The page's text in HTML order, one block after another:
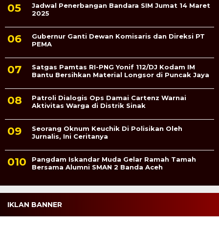
Jadwal Penerbangan Bandara SIM Jumat 14 Maret
2025
Gubernur Ganti Dewan Komisaris dan Direksi PT
PEMA
Satgas Pamtas RI-PNG Yonif 112/DJ Kodam IM
Bantu Bersihkan Material Longsor di Puncak Jaya
Patroli Dialogis Ops Damai Cartenz Warnai
Aktivitas Warga di Distrik Sinak
Seorang Oknum Keuchik Di Polisikan Oleh
Jurnalis, Ini Ceritanya
Pangdam Iskandar Muda Gelar Ramah Tamah
Bersama Alumni SMAN 2 Banda Aceh
IKLAN BANNER